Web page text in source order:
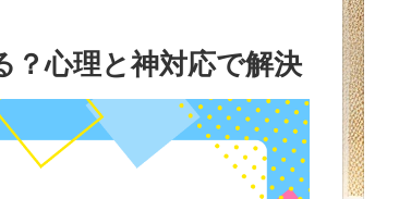
心理と神対応で解決